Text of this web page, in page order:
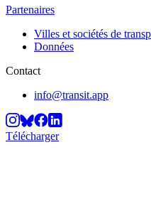
Partenaires
Villes et sociétés de
Données
Contact
info@transit.app
Télécharger